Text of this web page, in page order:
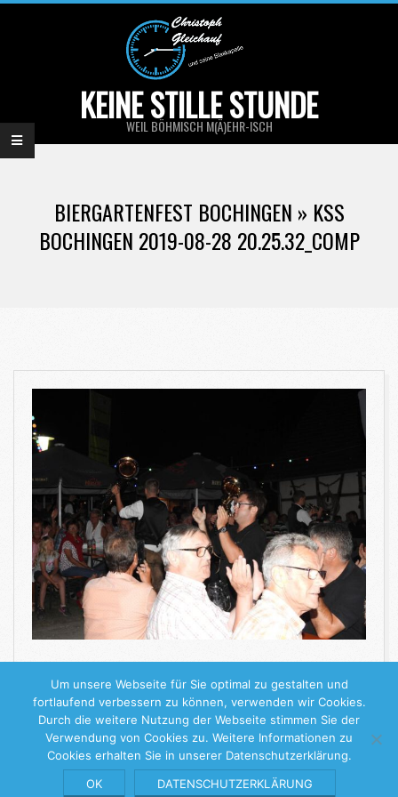
KEINE STILLE STUNDE
WEIL BÖHMISCH M(Ä)EHR-ISCH
Primary
BIERGARTENFEST BOCHINGEN » KSS
BOCHINGEN 2019-08-28 20.25.32_COMP
WEITERLESEN
Keine Stille Stunde © 2026 |Impressum|Datenschutzerklärung
Um unsere Webseite für Sie optimal zu gestalten und
fortlaufend verbessern zu können, verwenden wir Cookies.
Durch die weitere Nutzung der Webseite stimmen Sie der
Verwendung von Cookies zu. Weitere Informationen zu
Cookies erhalten Sie in unserer Datenschutzerklärung.
OK
DATENSCHUTZERKLÄRUNG